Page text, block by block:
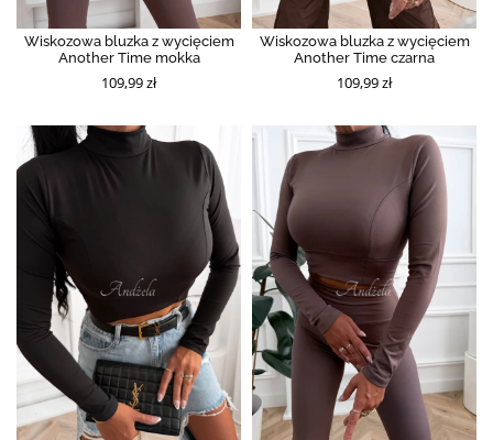
Wiskozowa bluzka z wycięciem
Another Time mokka
109,99 zł
Wiskozowa bluzka z wycięciem
Another Time czarna
109,99 zł